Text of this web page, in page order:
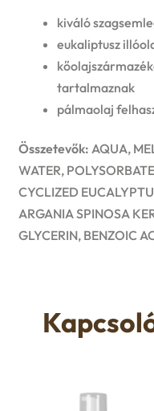
kiváló
eukaliptusz
tartalmaznak
pálmaolaj
Összetevők: AQUA,
WATER,
CYCLIZED
ARGANIA SPINOSA
GLYCERIN, BENZOIC